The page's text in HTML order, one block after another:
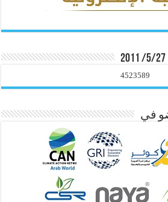
4523589
في